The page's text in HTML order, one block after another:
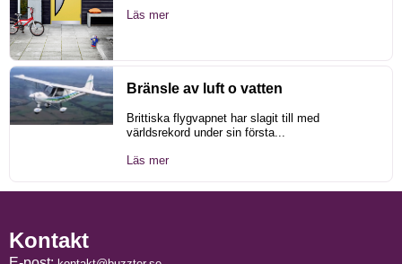
Läs mer
Bränsle av luft o vatten
Brittiska flygvapnet har slagit till med
världsrekord under sin första...
Läs mer
Kontakt